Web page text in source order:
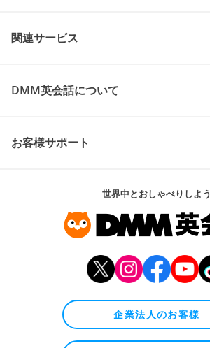
関連サービス
DMM英会話について
お客様サポート
世界中とおしゃべりしよう
企業法人のお客様